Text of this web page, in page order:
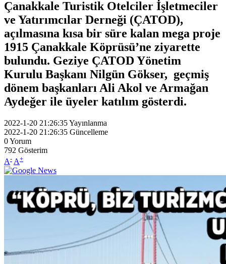
Çanakkale Turistik Otelciler İşletmeciler
ve Yatırımcılar Derneği (ÇATOD),
açılmasına kısa bir süre kalan mega proje
1915 Çanakkale Köprüsü’ne ziyarette
bulundu. Geziye ÇATOD Yönetim
Kurulu Başkanı Nilgün Gökser, geçmiş
dönem başkanları Ali Akol ve Armağan
Aydeğer ile üyeler katılım gösterdi.
2022-1-20 21:26:35Yayınlanma
2022-1-20 21:26:35 Güncelleme
0Yorum
792 Gösterim
A- A+